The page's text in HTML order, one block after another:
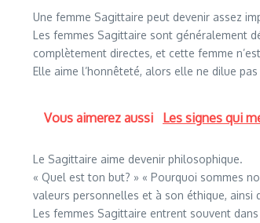
Une femme Sagittaire peut devenir assez
Les femmes Sagittaire sont généralement
complètement directes, et cette femme
Elle aime l’honnêteté, alors elle ne dilue
Vous aimerez aussi Les signes qui
Le Sagittaire aime devenir philosophique.
« Quel est ton but? » « Pourquoi sommes
valeurs personnelles et à son éthique, ainsi
Les femmes Sagittaire entrent souvent